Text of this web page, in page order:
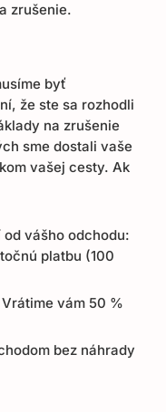
zrušenie.
byť
že ste sa rozhodli
na zrušenie
sme dostali vaše
vašej cesty. Ak
vášho odchodu:
platbu (100
vám 50 %
bez náhrady